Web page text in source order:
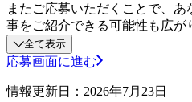
またご応募いただくことで、
事をご紹介できる可能性も広
全て表示
応募画面に進む
情報更新日：2026年7月23日